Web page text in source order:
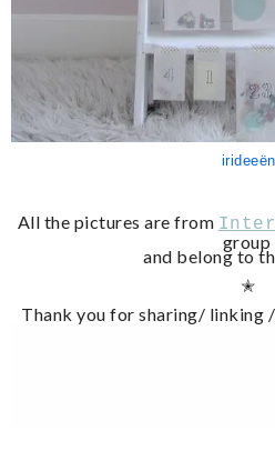
irideeën
All the pictures are from
group
and belong to
✭
Thank you for sharing/ linking